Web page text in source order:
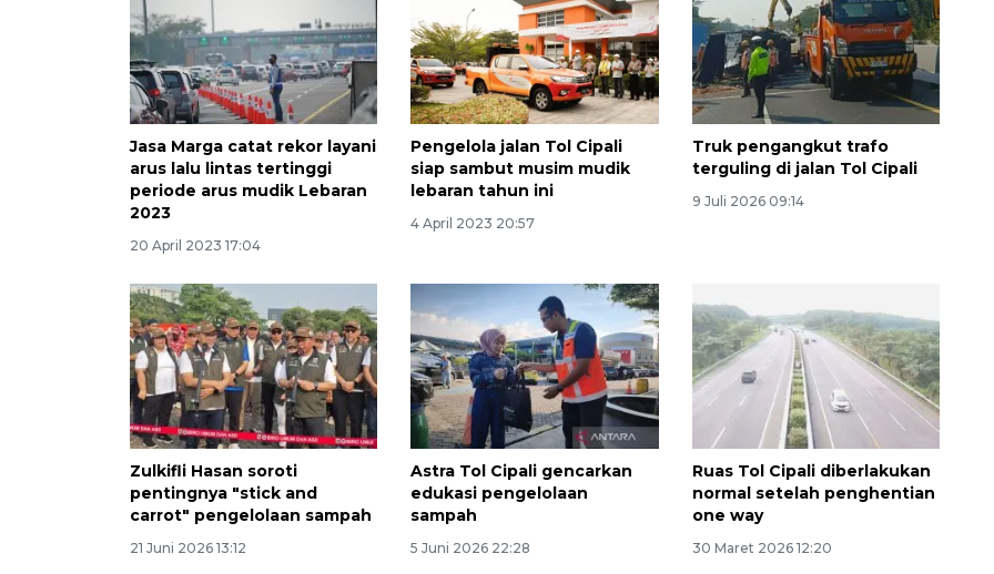
Jasa Marga catat rekor layani
arus lalu lintas tertinggi
periode arus mudik Lebaran
2023
20 April 2023 17:04
Pengelola jalan Tol Cipali
siap sambut musim mudik
lebaran tahun ini
4 April 2023 20:57
Truk pengangkut trafo
terguling di jalan Tol Cipali
9 Juli 2026 09:14
Zulkifli Hasan soroti
pentingnya "stick and
carrot" pengelolaan sampah
21 Juni 2026 13:12
Astra Tol Cipali gencarkan
edukasi pengelolaan
sampah
5 Juni 2026 22:28
Ruas Tol Cipali diberlakukan
normal setelah penghentian
one way
30 Maret 2026 12:20
Memberantas kejahatan
jalanan Jakarta
2026-08-05 18:00:00